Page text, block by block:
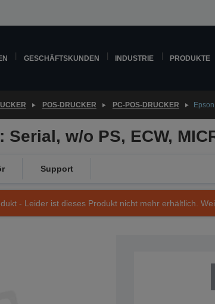
GESCHÄFTSKUNDEN INDUSTRIE PRODUKTE
POS-DRUCKER PC-POS-DRUCKER
Serial, w/o PS, ECW,
Support
- Leider ist dieses Produkt nicht mehr erhältlich.